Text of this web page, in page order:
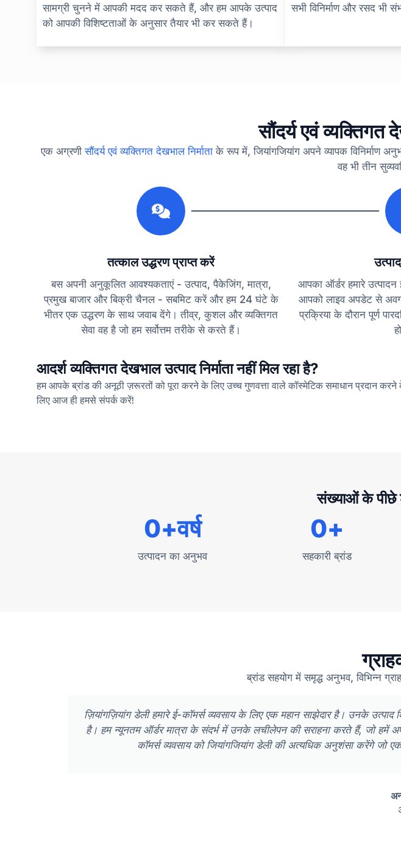
सामग्री चुनने में आपकी मदद कर सकते हैं, और हम आपके उत्पाद
को आपकी विशिष्टताओं के अनुसार तैयार भी कर सकते हैं।
सभी विनिर्माण और रसद भी
सौंदर्य एवं व्यक्तिगत
एक अग्रणीसौंदर्य एवं व्यक्तिगत देखभाल निर्माता के रूप में, जियांगजियांग अपने व्यापक विनिर्माण
वह भी तीन
तत्काल उद्धरण प्राप्त करें
बस अपनी अनुकूलित आवश्यकताएं - उत्पाद, पैकेजिंग, मात्रा,
प्रमुख बाजार और बिक्री चैनल - सबमिट करें और हम 24 घंटे के
भीतर एक उद्धरण के साथ जवाब देंगे। तीव्र, कुशल और व्यक्तिगत
सेवा वह है जो हम सर्वोत्तम तरीके से करते हैं।
आपका ऑर्डर हमारे
आपको लाइव अपडेट से
प्रक्रिया के दौरान पूर्ण
आदर्श व्यक्तिगत देखभाल उत्पाद निर्माता नहीं मिल रहा है?
हम आपके ब्रांड की अनूठी ज़रूरतों को पूरा करने के लिए उच्च गुणवत्ता वाले कॉस्मेटिक समाधान प्रदान करने
लिए आज ही हमसे संपर्क करें!
संख्याओं के पीछे
उत्पादन का अनुभव
0+वर्ष
सहकारी ब्रांड
0+
ब्रांड सहयोग में समृद्ध अनुभव, विभिन्न
ज़ियांगज़ियांग डेली हमारे ई-कॉमर्स व्यवसाय के लिए एक महान साझेदार है। उनके
है। हम न्यूनतम ऑर्डर मात्रा के संदर्भ में उनके लचीलेपन की सराहना करते हैं, जो हमें
कॉमर्स व्यवसाय को जियांगजियांग डेली की अत्यधिक अनुशंसा करेंगे जो